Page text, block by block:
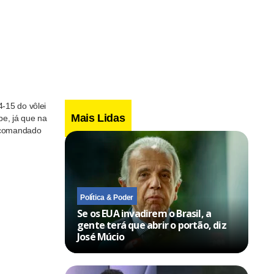
15 do vôlei
já que na
Mais Lidas
Política & Poder
Se os EUA invadirem o Brasil, a
gente terá que abrir o portão, diz
José Múcio